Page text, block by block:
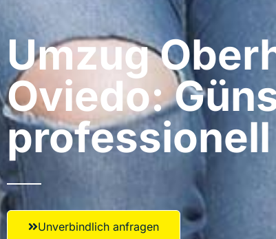
Umzug
Oviedo:
professionell​
Unverbindlich anfragen